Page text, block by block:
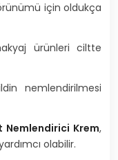
için oldukça
ürünleri ciltte
nemlendirilmesi
Nemlendirici Krem,
olabilir.